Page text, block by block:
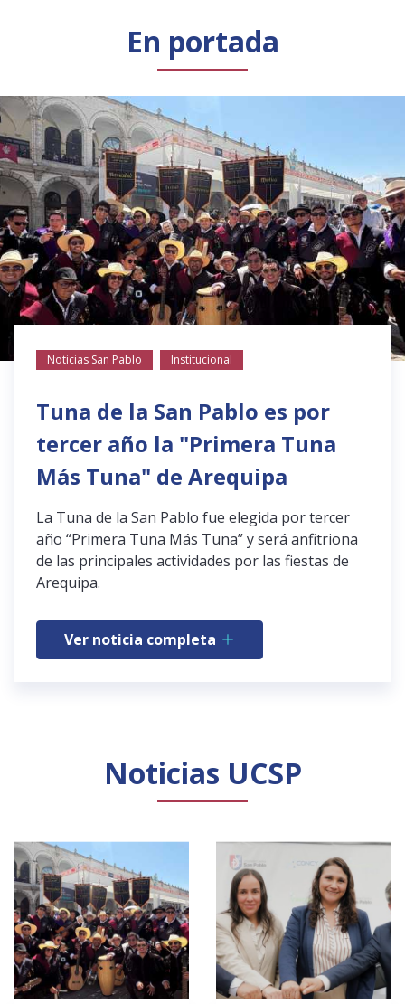
En portada
Noticias San Pablo Institucional
Tuna de la San Pablo es por
tercer año la "Primera Tuna
Más Tuna" de Arequipa
La Tuna de la San Pablo fue elegida por tercer
año “Primera Tuna Más Tuna” y será anfitriona
de las principales actividades por las fiestas de
Arequipa.
Ver noticia completa
Noticias UCSP